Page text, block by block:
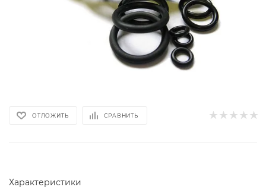
ОТЛОЖИТЬ СРАВНИТЬ
Характеристики